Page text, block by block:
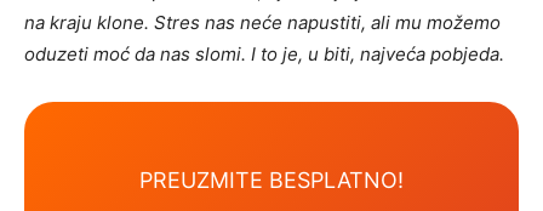
na kraju klone. Stres nas neće napustiti, ali mu možemo
oduzeti moć da nas slomi. I to je, u biti, najveća pobjeda.
PREUZMITE BESPLATNO!